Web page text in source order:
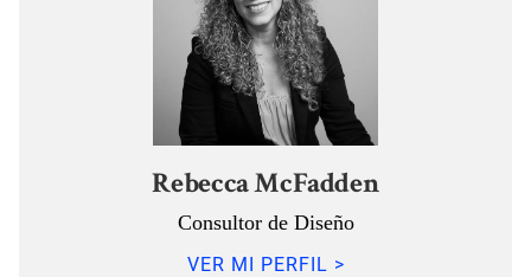
Rebecca McFadden
Consultor de Diseño
VER MI PERFIL >